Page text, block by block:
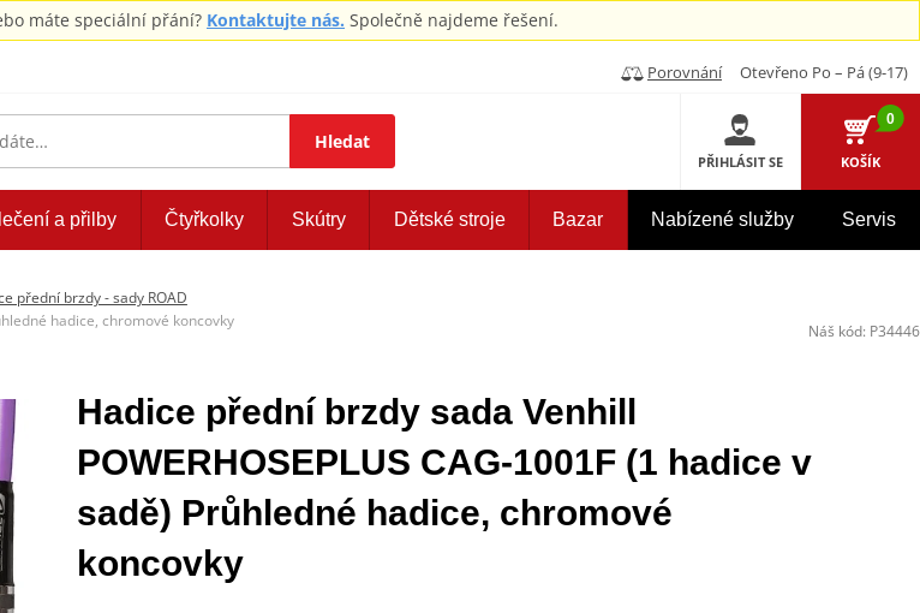
máte speciální přání? Kontaktujte nás. Společně najdeme řešení.
Porovnání Otevřeno Po – Pá (9-17)
Hledat
PŘIHLÁSIT SE
0
KOŠÍK
a přilby Čtyřkolky Skútry Dětské stroje Bazar Nabízené služby Servis
přední brzdy - sady ROAD
hadice, chromové koncovky
Hadice přední brzdy sada Venhill
POWERHOSEPLUS CAG-1001F (1 hadice v
sadě) Průhledné hadice, chromové
koncovky
Náš kód: P34446